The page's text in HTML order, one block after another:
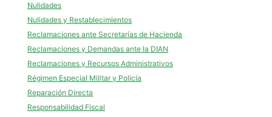
Nulidades
Nulidades y Restablecimientos
Reclamaciones ante Secretarías de Hacienda
Reclamaciones y Demandas ante la DIAN
Reclamaciones y Recursos Administrativos
Régimen Especial Militar y Policía
Reparación Directa
Responsabilidad Fiscal